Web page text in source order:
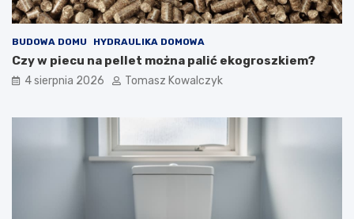
BUDOWA DOMU HYDRAULIKA DOMOWA
Czy w piecu na pellet można palić ekogroszkiem?
4 sierpnia 2026 Tomasz Kowalczyk